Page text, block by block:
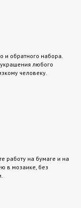
и обратного набора.
любого
человеку.
работу на бумаге и на
в мозаике, без